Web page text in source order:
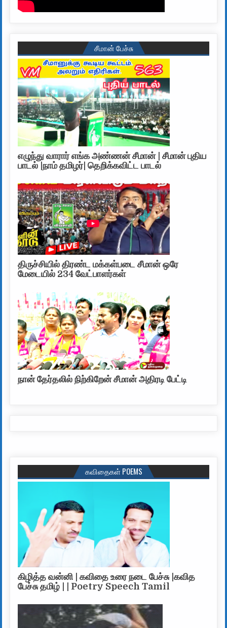
சீமான் பேச்சு
எழுந்து வாரார் எங்க அண்ணன் சீமான் | சீமான் புதிய
பாடல் |நாம் தமிழர்| தெறிக்கவிட்ட பாடல்
திருச்சியில் திரண்ட மக்கள்படை சீமான் ஒரே
மேடையில் 234 வேட்பாளர்கள்
நான் தேர்தலில் நிற்கிறேன் சீமான் அதிரடி பேட்டி
கவிதைகள் POEMS
கிழித்த வன்னி | கவிதை உரை நடை பேச்சு |கவித
பேச்சு தமிழ் | | Poetry Speech Tamil